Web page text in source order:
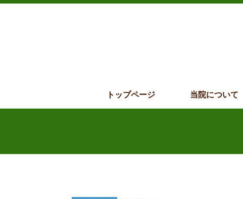
トップページ 当院について